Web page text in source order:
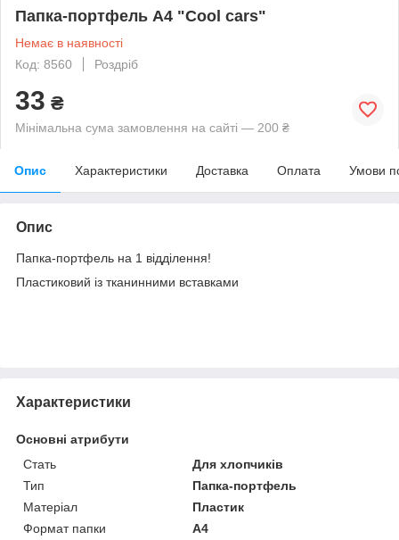
Папка-портфель А4 "Cool cars"
Немає в наявності
Код: 8560
Роздріб
33 ₴
Мінімальна сума замовлення на сайті — 200 ₴
Опис Характеристики Доставка Оплата Умови
Опис
Папка-портфель на 1 відділення!
Пластиковий із тканинними вставками
Характеристики
Основні атрибути
Стать
Для хлопчиків
Тип
Папка-портфель
Матеріал
Пластик
Формат папки
А4